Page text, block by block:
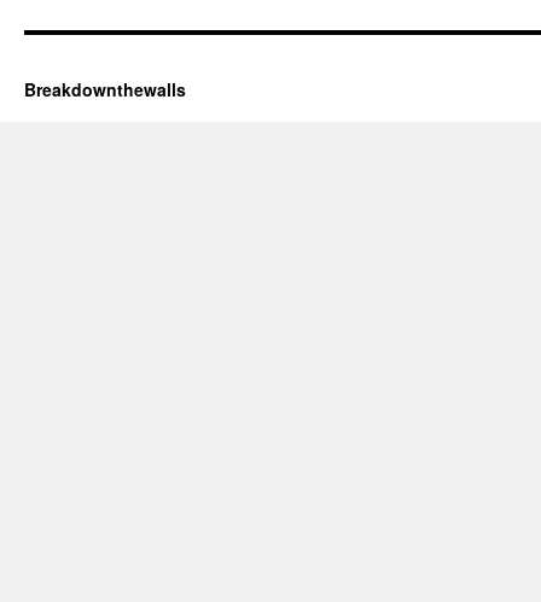
Breakdownthewalls